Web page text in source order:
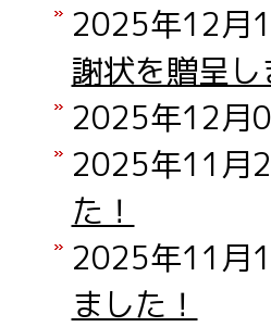
2025年12
謝状を贈呈し
2025年12
2025年11
た！
2025年11
ました！